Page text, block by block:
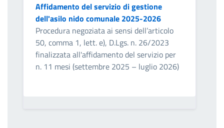
Affidamento del servizio di gestione
dell'asilo nido comunale 2025-2026
Procedura negoziata ai sensi dell’articolo
50, comma 1, lett. e), D.Lgs. n. 26/2023
finalizzata all'affidamento del servizio per
n. 11 mesi (settembre 2025 – luglio 2026)